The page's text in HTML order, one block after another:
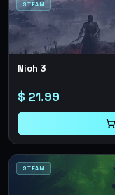
STEAM
Nioh 3
$ 21.99
STEAM